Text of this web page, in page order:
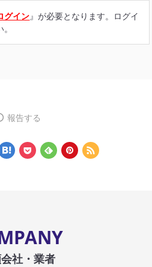
グイン』が必要となります。ログイ
報告する
社・業者